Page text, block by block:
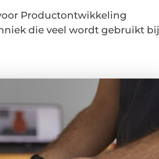
Productontwikkeling
die veel wordt gebruikt bij